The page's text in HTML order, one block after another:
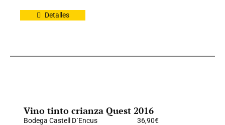
Detalles
Vino tinto crianza Quest 2016
Bodega Castell D´Encus 36,90€